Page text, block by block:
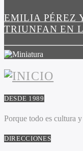
EMILIA PÉREZ
TRIUNFAN EN
DESDE 1989
Porque todo es cultura
DIRECCIONES